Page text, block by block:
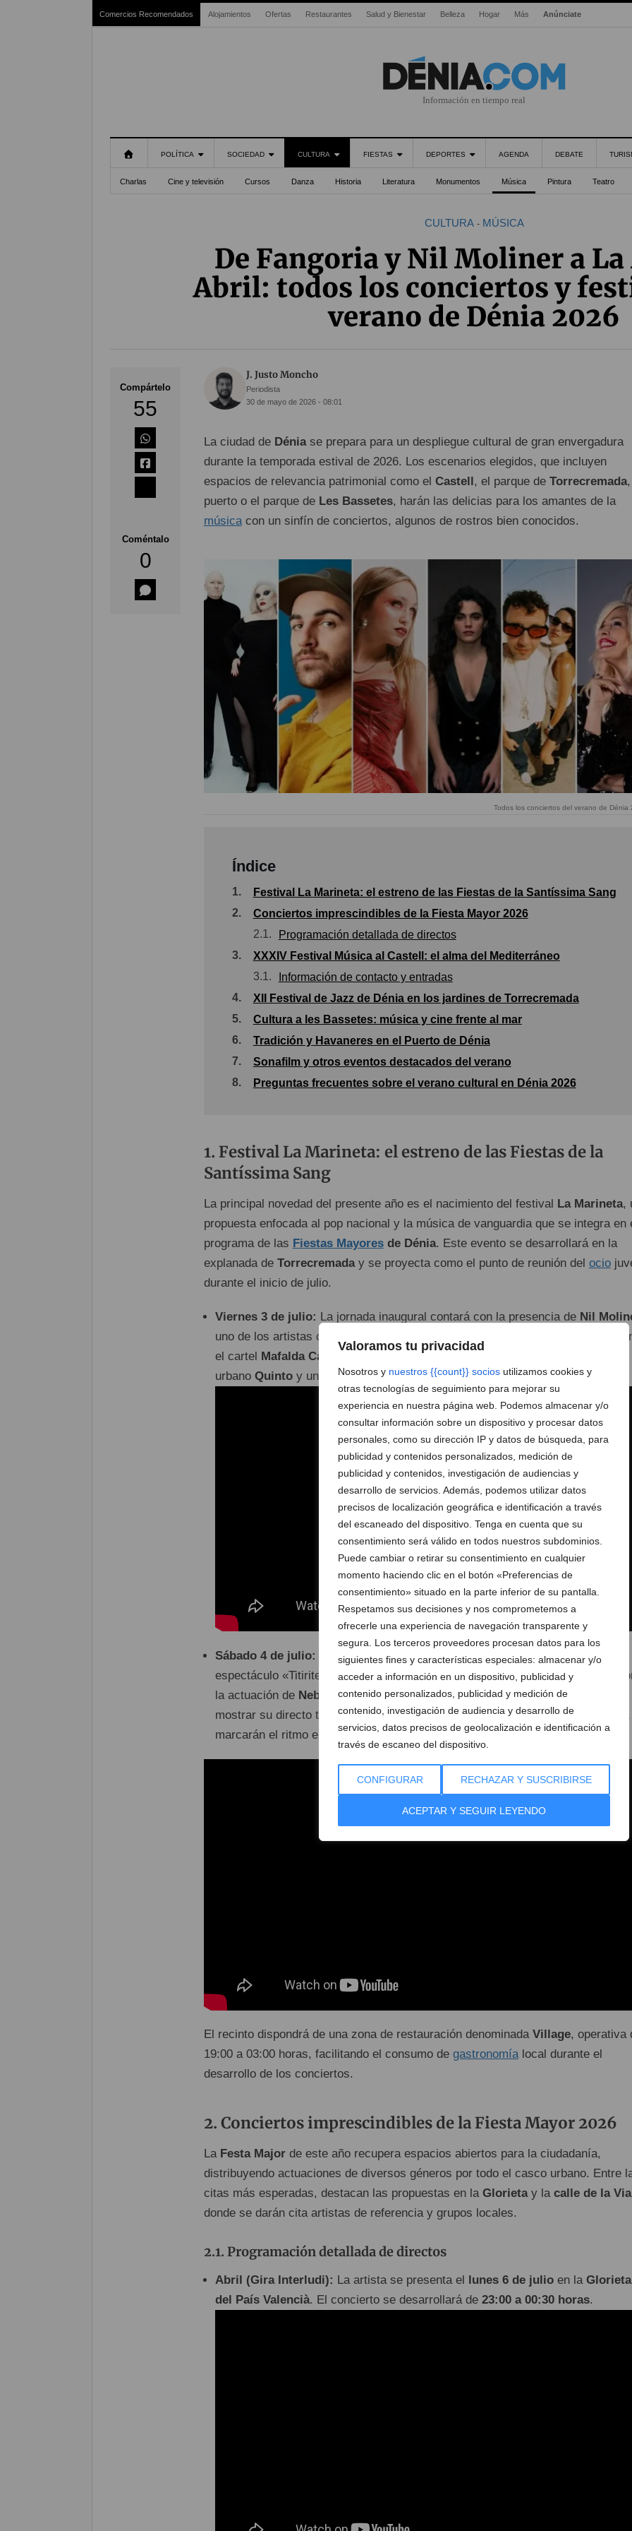
Valoramos tu privacidad
Nosotros y nuestros {{count}} socios utilizamos cookies y
otras tecnologías de seguimiento para mejorar su
experiencia en nuestra página web. Podemos almacenar y/o
consultar información sobre un dispositivo y procesar datos
personales, como su dirección IP y datos de búsqueda, para
publicidad y contenidos personalizados, medición de
publicidad y contenidos, investigación de audiencias y
desarrollo de servicios. Además, podemos utilizar datos
precisos de localización geográfica e identificación a través
del escaneado del dispositivo. Tenga en cuenta que su
consentimiento será válido en todos nuestros subdominios.
Puede cambiar o retirar su consentimiento en cualquier
momento haciendo clic en el botón «Preferencias de
consentimiento» situado en la parte inferior de su pantalla.
Respetamos sus decisiones y nos comprometemos a
ofrecerle una experiencia de navegación transparente y
segura. Los terceros proveedores procesan datos para los
siguientes fines y características especiales: almacenar y/o
acceder a información en un dispositivo, publicidad y
contenido personalizados, publicidad y medición de
contenido, investigación de audiencia y desarrollo de
servicios, datos precisos de geolocalización e identificación a
través de escaneo del dispositivo.
CONFIGURAR RECHAZAR Y SUSCRIBIRSE
ACEPTAR Y SEGUIR LEYENDO
Comercios Recomendados Alojamientos Ofertas Restaurantes Salud y Bienestar Belleza Hogar Más Anúnciate
Información en tiempo real
POLÍTICA SOCIEDAD CULTURA FIESTAS DEPORTES AGENDA DEBATE
Charlas Cine y televisión Cursos Danza Historia Literatura Monumentos Música Pintura Teatro
CULTURA- MÚSICA
De Fangoria y Nil Moliner a
Abril: todos los conciertos y
verano de Dénia 2026
Compártelo
55
Coméntalo
0
J. Justo Moncho
Periodista
30 de mayo de 2026 - 08:01
La ciudad de Déniase prepara para un despliegue cultural de gran envergadura
durante la temporada estival de 2026. Los escenarios elegidos, que incluyen
espacios de relevancia patrimonial como el Castell, el parque de Torrecremada
puerto o el parque de Les Bassetes, harán las delicias para los amantes de la
músicacon un sinfín de conciertos, algunos de rostros bien conocidos.
Todos los conciertos del verano de Dénia
Índice
1.
Festival La Marineta: el estreno de las Fiestas de la Santíssima Sang
2.
Conciertos imprescindibles de la Fiesta Mayor 2026
2.1.
Programación detallada de directos
3.
XXXIV Festival Música al Castell: el alma del Mediterráneo
3.1.
Información de contacto y entradas
4.
XII Festival de Jazz de Dénia en los jardines de Torrecremada
5.
Cultura a les Bassetes: música y cine frente al mar
6.
Tradición y Havaneres en el Puerto de Dénia
7.
Sonafilm y otros eventos destacados del verano
8.
Preguntas frecuentes sobre el verano cultural en Dénia 2026
Festival La Marineta: el estreno de las Fiestas de la
Santíssima Sang
La principal novedad del presente año es el nacimiento del festival La Marineta,
propuesta enfocada al pop nacional y la música de vanguardia que se integra en
programa de las Fiestas Mayoresde Dénia. Este evento se desarrollará en la
explanada de Torrecremaday se proyecta como el punto de reunión del ocio
durante el inicio de julio.
Viernes 3 de julio: La jornada inaugural contará con la presencia de Nil
uno de los artistas con mayor volumen de ventas de la actualidad.
el cartel
Mafalda Cardenal
, con su gira «Mis Notas de Voz Tour», el artista
urbano Quintoy un cierre a cargo deMichenlo.
Sábado 4 de julio: El escenario recibirá a los icónicosFangoriacon su
espectáculo «Titiriteando Tour». La noche tendrá un carácter local relevante
la actuación de Nebulossa, el dúo de Ondara que regresa a la comarca para
mostrar su directo tras su paso por Eurovisión. Las sesiones deSergio Dénia
marcarán el ritmo entre las diferentes actuaciones.
El recinto dispondrá de una zona de restauración denominada Village, operativa
19:00 a 03:00 horas, facilitando el consumo de gastronomíalocal durante el
desarrollo de los conciertos.
Conciertos imprescindibles de la Fiesta Mayor 2026
La Festa Majorde este año recupera espacios abiertos para la ciudadanía,
distribuyendo actuaciones de diversos géneros por todo el casco urbano. Entre
citas más esperadas, destacan las propuestas en la Glorietay la calle de la Via
donde se darán cita artistas de referencia y grupos locales.
Programación detallada de directos
Abril (Gira Interludi): La artista se presenta el lunes 6 de julioen la Glorieta
del País Valencià. El concierto se desarrollará de 23:00 a 00:30 horas.